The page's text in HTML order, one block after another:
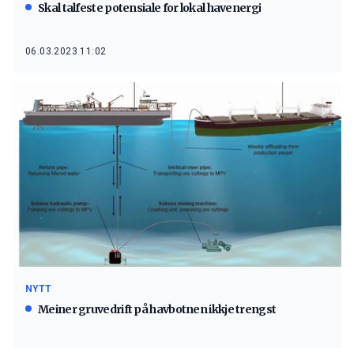
Skal talfeste potensiale for lokal havenergi
06.03.2023 11:02
NYTT
Meiner gruvedrift på havbotnen ikkje trengst